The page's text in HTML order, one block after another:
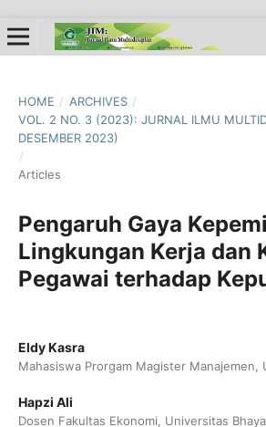
HOME / ARCHIVES /
VOL. 2 NO. 3 (2023): JURNAL ILMU
DESEMBER 2023)
/
Articles
Pengaruh Gaya
Lingkungan Kerja dan
Pegawai terhadap
Eldy Kasra
Mahasiswa Prorgam Magister Manajemen,
Hapzi Ali
Dosen Fakultas Ekonomi, Universitas